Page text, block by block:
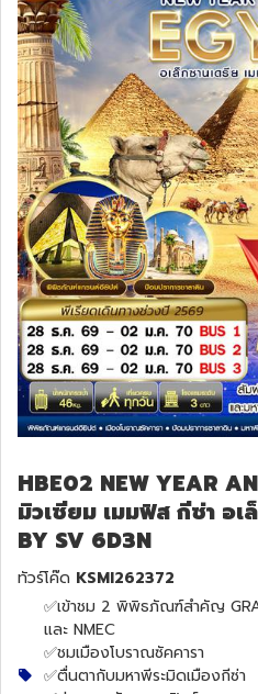
HBE02 NEW YEAR
มิวเซียม เมมฟิส กีซ่า อเ
BY SV 6D3N
ทัวร์โค๊ด KSMI262372
✅เข้าชม 2 พิพิธภัณฑ์สำคัญ
และ NMEC
✅ชมเมืองโบราณซัคคารา
✅ตื่นตากับมหาพีระมิดเมืองกีซ่า